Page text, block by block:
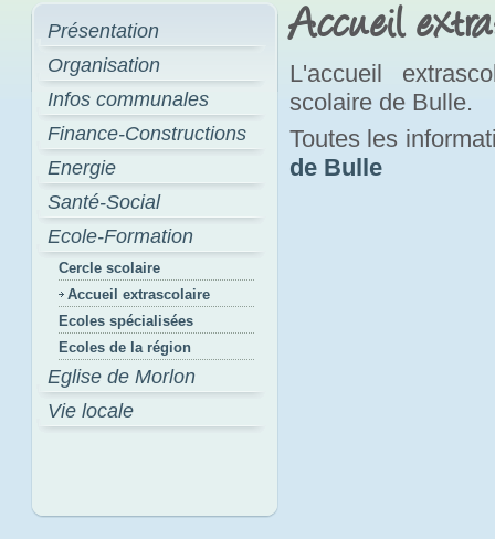
Présentation
Organisation
Infos communales
Finance-Constructions
Energie
Santé-Social
Ecole-Formation
Cercle scolaire
Accueil extrascolaire
Ecoles spécialisées
Ecoles de la région
Eglise de Morlon
Vie locale
Accueil
L'accueil
scolaire de Bulle.
Toutes les
de Bulle